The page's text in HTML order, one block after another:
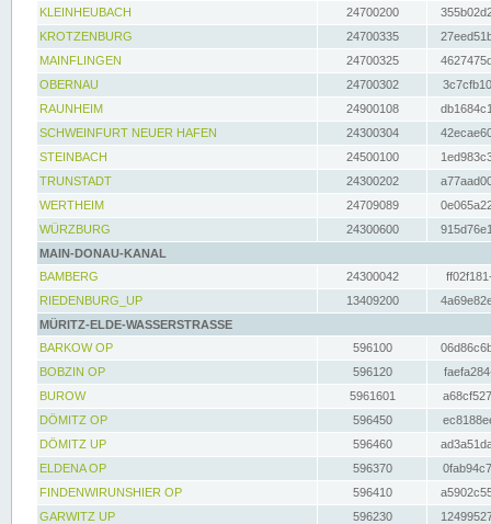
KLEINHEUBACH 24700200
KROTZENBURG
24700335
MAINFLINGEN
24700325
OBERNAU
24700302
RAUNHEIM
24900108
SCHWEINFURT NEUER HAFEN
24300304
STEINBACH
24500100
TRUNSTADT
24300202
WERTHEIM
24709089
WÜRZBURG
24300600
MAIN-DONAU-KANAL
BAMBERG
24300042
RIEDENBURG_UP
13409200
MÜRITZ-ELDE-WASSERSTRASSE
BARKOW OP
596100
BOBZIN OP
596120
BUROW
5961601
DÖMITZ OP
596450
DÖMITZ UP
596460
ELDENA OP
596370
FINDENWIRUNSHIER OP
596410
GARWITZ UP
596230